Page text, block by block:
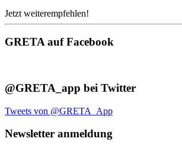
Jetzt weiterempfehlen!
GRETA auf Facebook
@GRETA_app bei Twitter
Tweets von @GRETA_App
Newsletter anmeldung